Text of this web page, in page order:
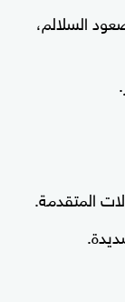
السلالم،
المتقدمة.